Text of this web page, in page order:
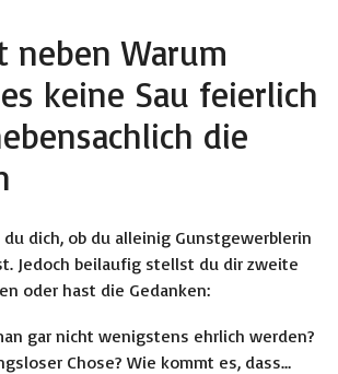
neben Warum
keine Sau feierlich
die
dich, ob du alleinig Gunstgewerblerin
Jedoch beilaufig stellst du dir zweite
oder hast die Gedanken:
gar nicht wenigstens ehrlich werden?
Chose? Wie kommt es, dass…